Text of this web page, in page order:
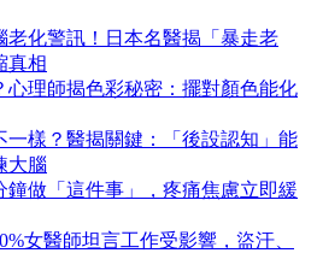
老化警訊！日本名醫揭「暴走老
真相
心理師揭色彩秘密：擺對顏色能化
一樣？醫揭關鍵：「後設認知」能
大腦
鐘做「這件事」，疼痛焦慮立即緩
女醫師坦言工作受影響，盜汗、